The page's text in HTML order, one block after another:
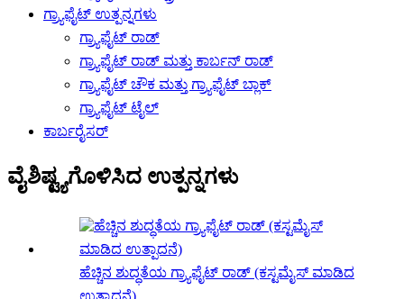
ಗ್ರ್ಯಾಫೈಟ್ ಉತ್ಪನ್ನಗಳು
ಗ್ರ್ಯಾಫೈಟ್ ರಾಡ್
ಗ್ರ್ಯಾಫೈಟ್ ರಾಡ್ ಮತ್ತು ಕಾರ್ಬನ್ ರಾಡ್
ಗ್ರ್ಯಾಫೈಟ್ ಚೌಕ ಮತ್ತು ಗ್ರ್ಯಾಫೈಟ್ ಬ್ಲಾಕ್
ಗ್ರ್ಯಾಫೈಟ್ ಟೈಲ್
ಕಾರ್ಬರೈಸರ್
ವೈಶಿಷ್ಟ್ಯಗೊಳಿಸಿದ ಉತ್ಪನ್ನಗಳು
ಹೆಚ್ಚಿನ ಶುದ್ಧತೆಯ ಗ್ರ್ಯಾಫೈಟ್ ರಾಡ್ (ಕಸ್ಟಮೈಸ್ ಮಾಡಿದ